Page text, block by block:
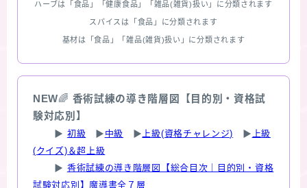
ハーブは「食品」「健康食品」「雑品(雑貨)扱い」に分類されます
スパイスは「食品」に分類されます
基材は「食品」「雑品(雑貨)扱い」に分類されます
NEW🌈 香術試練の導き階層図【目的別・資格試
験対応別】
▶ 初級 ▶ 中級 ▶ 上級(資格チャレンジ) ▶ 上級
(クイズ)＆超上級
▶ 香術試練の導き階層図【総合目次｜目的別・資格
試験対応別】魔導書全７層